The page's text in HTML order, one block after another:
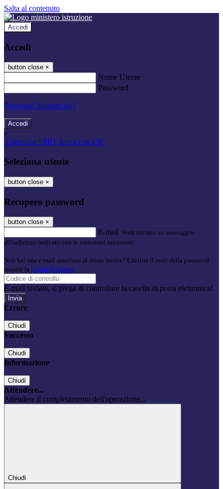
Salta al contenuto
Accedi
Accedi
button close ×
Nome Utente
Password
Password dimenticata?
-
Entra con SPID Entra con CIE
Seleziona utente
button close ×
Recupero password
button close ×
E-mail Verrà inviato un messaggio
all'indirizzo indicato con le istruzioni necessarie.
Non hai una e-mail associata al nome utente? Effettua il reset della password
tramite la Login Spaggiari
E-mail inviata, si prega di controllare la casella di posta elettronica!
Errore
Chiudi
Successo
Chiudi
Informazione
Chiudi
Attendere...
Attendere il completamento dell'operazione...
Chiudi